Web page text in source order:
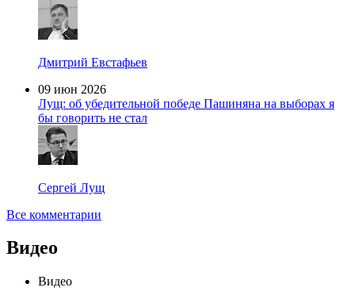
Дмитрий Евстафьев
09 июн 2026
Лущ: об убедительной победе Пашиняна на выборах я
бы говорить не стал
Сергей Лущ
Все комментарии
Видео
Видео